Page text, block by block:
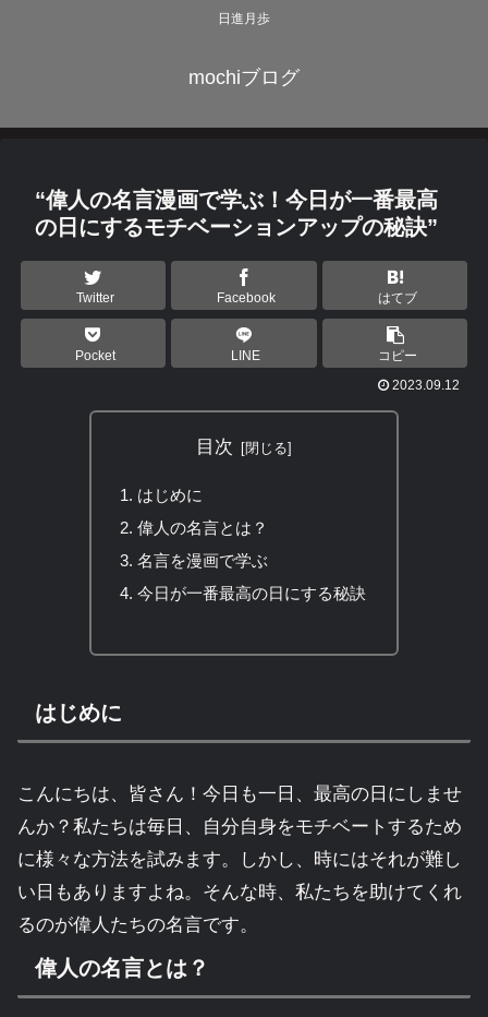
日進月歩
mochiブログ
“偉人の名言漫画で学ぶ！今日が一番最高
の日にするモチベーションアップの秘訣”
Twitter Facebook はてブ
Pocket LINE
コピー
2023.09.12
目次
はじめに
偉人の名言とは？
名言を漫画で学ぶ
今日が一番最高の日にする秘訣
はじめに
こんにちは、皆さん！今日も一日、最高の日にしませ
んか？私たちは毎日、自分自身をモチベートするため
に様々な方法を試みます。しかし、時にはそれが難し
い日もありますよね。そんな時、私たちを助けてくれ
るのが偉人たちの名言です。
偉人の名言とは？